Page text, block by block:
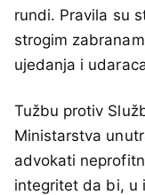
rundi. Pravila su
strogim
ujedanja i
Tužbu protiv
Ministarstva
advokati
integritet da bi, u